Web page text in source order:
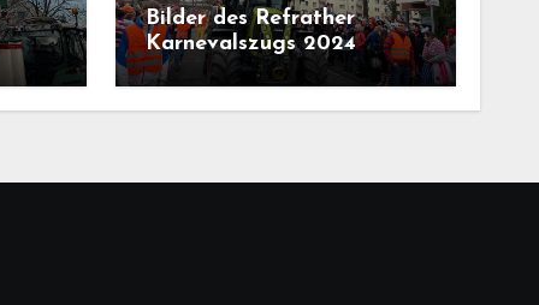
Bilder des Refrather
Karnevalszugs 2024